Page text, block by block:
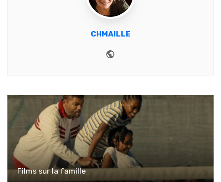
CHMAILLE
Films sur la famille